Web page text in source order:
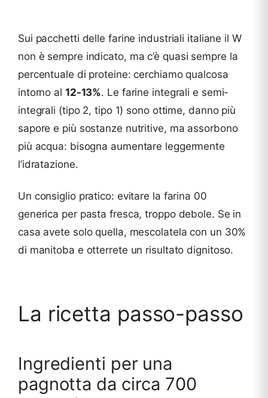
Sui pacchetti delle farine industriali italiane il W
non è sempre indicato, ma c’è quasi sempre la
percentuale di proteine: cerchiamo qualcosa
intorno al 12-13%. Le farine integrali e semi-
integrali (tipo 2, tipo 1) sono ottime, danno più
sapore e più sostanze nutritive, ma assorbono
più acqua: bisogna aumentare leggermente
l’idratazione.
Un consiglio pratico: evitare la farina 00
generica per pasta fresca, troppo debole. Se in
casa avete solo quella, mescolatela con un 30%
di manitoba e otterrete un risultato dignitoso.
La ricetta passo-passo
Ingredienti per una
pagnotta da circa 700